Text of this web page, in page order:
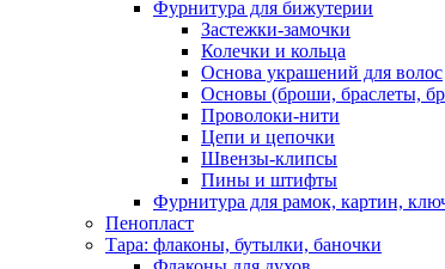
Фурнитура для бижутерии
Застежки-замочки
Колечки и кольца
Основа украшений для волос
Основы (броши, браслеты,
Проволоки-нити
Цепи и цепочки
Швензы-клипсы
Пины и штифты
Фурнитура для рамок, картин,
Пенопласт
Тара: флаконы, бутылки, баночки